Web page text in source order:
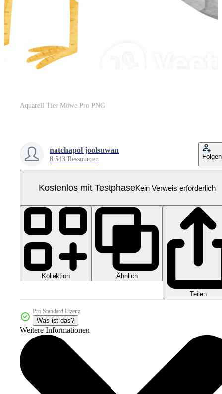
Aquarell Tier Möwe Pro PNG
natchapol joolsuwan
8.543 Ressourcen Folgen
Kostenlos mit TestphaseKein Verweis erforderlich
Kollektion Ähnlich
Teilen
Pro Standard Lizenz
Was ist das?
Weitere Informationen